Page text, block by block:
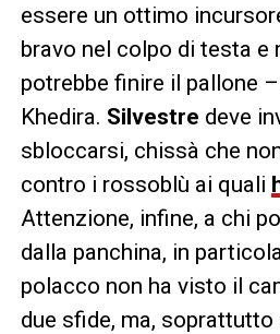
essere un ottimo
bravo nel colpo di testa e
potrebbe finire il pallone
Khedira. Silvestre deve
sbloccarsi, chissà che
contro i rossoblù ai quali
Attenzione, infine, a chi
dalla panchina, in
polacco non ha visto il
due sfide, ma,